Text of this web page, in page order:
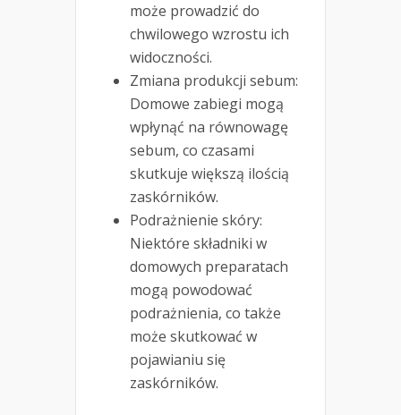
może prowadzić do
chwilowego wzrostu ich
widoczności.
Zmiana produkcji sebum:
Domowe zabiegi mogą
wpłynąć na równowagę
sebum, co czasami
skutkuje większą ilością
zaskórników.
Podrażnienie skóry:
Niektóre składniki w
domowych preparatach
mogą powodować
podrażnienia, co także
może skutkować w
pojawianiu się
zaskórników.